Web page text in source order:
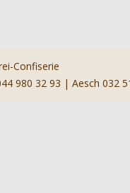
Confiserie
980 32 93 | Aesch 032